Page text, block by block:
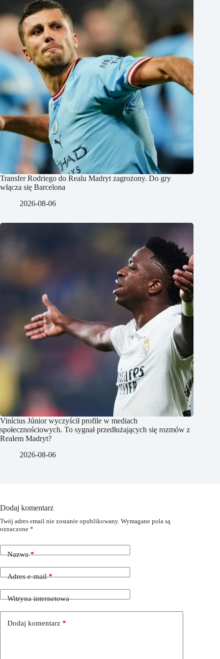
Transfer Rodriego do Realu Madryt zagrożony. Do gry
włącza się Barcelona
2026-08-06
Vinícius Júnior wyczyścił profile w mediach
społecznościowych. To sygnał przedłużających się rozmów z
Realem Madryt?
2026-08-06
Dodaj komentarz
Twój adres email nie zostanie opublikowany. Wymagane pola są
oznaczone *
Nazwa*
Adres e-mail*
Witryna internetowa
Dodaj komentarz *